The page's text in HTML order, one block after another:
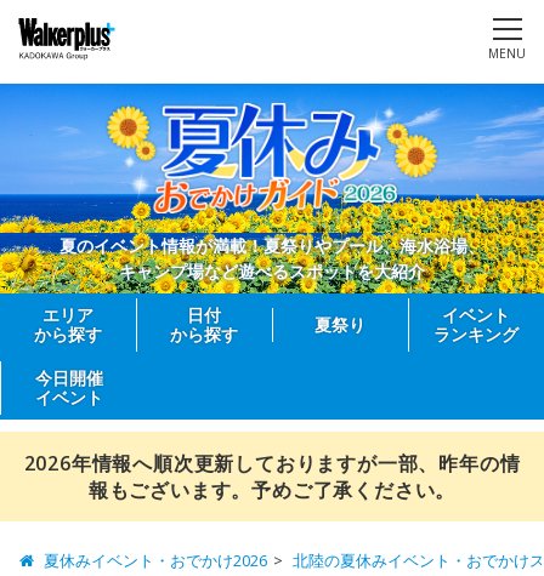
MENU
夏のイベント情報が満載！夏祭りやプール、海水浴場、
キャンプ場など遊べるスポットを大紹介
エリア
から探す
日付
から探す
夏祭り
イベント
ランキング
今日開催
イベント
2026年情報へ順次更新しておりますが一部、昨年の情
報もございます。予めご了承ください。
夏休みイベント・おでかけ2026 北陸の夏休みイベント・おでかけ